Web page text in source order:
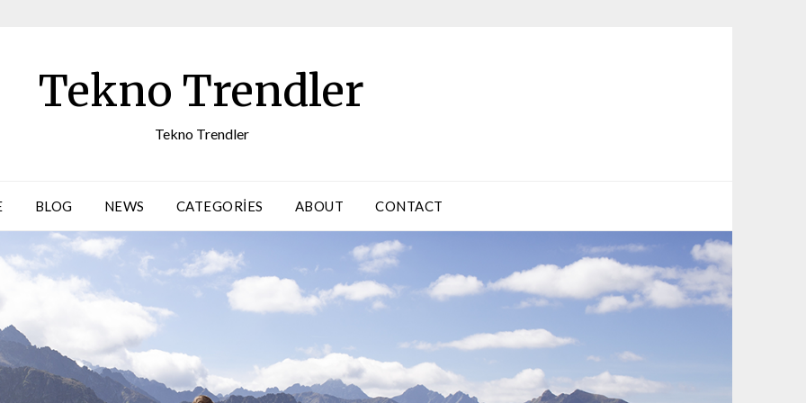
Tekno Trendler
Tekno Trendler
BLOG NEWS CATEGORIES ABOUT CONTACT